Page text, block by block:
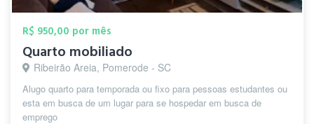
R$ 950,00 por mês
Quarto mobiliado
Ribeirão Areia, Pomerode - SC
Alugo quarto para temporada ou fixo para pessoas estudantes ou
esta em busca de um lugar para se hospedar em busca de
emprego